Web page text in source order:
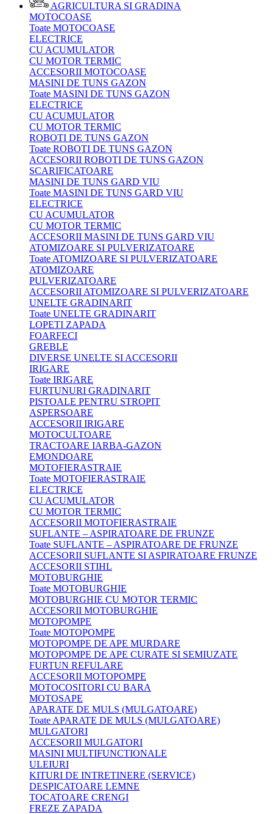
AGRICULTURA SI GRADINA
MOTOCOASE
Toate MOTOCOASE
ELECTRICE
CU ACUMULATOR
CU MOTOR TERMIC
ACCESORII MOTOCOASE
MASINI DE TUNS GAZON
Toate MASINI DE TUNS GAZON
ELECTRICE
CU ACUMULATOR
CU MOTOR TERMIC
ROBOTI DE TUNS GAZON
Toate ROBOTI DE TUNS GAZON
ACCESORII ROBOTI DE TUNS GAZON
SCARIFICATOARE
MASINI DE TUNS GARD VIU
Toate MASINI DE TUNS GARD VIU
ELECTRICE
CU ACUMULATOR
CU MOTOR TERMIC
ACCESORII MASINI DE TUNS GARD VIU
ATOMIZOARE SI PULVERIZATOARE
Toate ATOMIZOARE SI PULVERIZATOARE
ATOMIZOARE
PULVERIZATOARE
ACCESORII ATOMIZOARE SI PULVERIZATOARE
UNELTE GRADINARIT
Toate UNELTE GRADINARIT
LOPETI ZAPADA
FOARFECI
GREBLE
DIVERSE UNELTE SI ACCESORII
IRIGARE
Toate IRIGARE
FURTUNURI GRADINARIT
PISTOALE PENTRU STROPIT
ASPERSOARE
ACCESORII IRIGARE
MOTOCULTOARE
TRACTOARE IARBA-GAZON
EMONDOARE
MOTOFIERASTRAIE
Toate MOTOFIERASTRAIE
ELECTRICE
CU ACUMULATOR
CU MOTOR TERMIC
ACCESORII MOTOFIERASTRAIE
SUFLANTE – ASPIRATOARE DE FRUNZE
Toate SUFLANTE – ASPIRATOARE DE FRUNZE
ACCESORII SUFLANTE SI ASPIRATOARE FRUNZE
ACCESORII STIHL
MOTOBURGHIE
Toate MOTOBURGHIE
MOTOBURGHIE CU MOTOR TERMIC
ACCESORII MOTOBURGHIE
MOTOPOMPE
Toate MOTOPOMPE
MOTOPOMPE DE APE MURDARE
MOTOPOMPE DE APE CURATE SI SEMIUZATE
FURTUN REFULARE
ACCESORII MOTOPOMPE
MOTOCOSITORI CU BARA
MOTOSAPE
APARATE DE MULS (MULGATOARE)
Toate APARATE DE MULS (MULGATOARE)
MULGATORI
ACCESORII MULGATORI
MASINI MULTIFUNCTIONALE
ULEIURI
KITURI DE INTRETINERE (SERVICE)
DESPICATOARE LEMNE
TOCATOARE CRENGI
FREZE ZAPADA